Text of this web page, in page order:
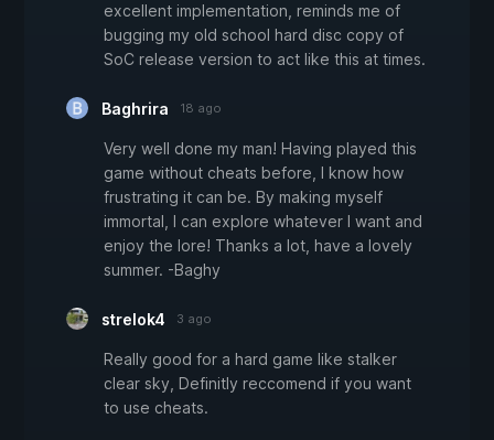
excellent implementation, reminds me of
bugging my old school hard disc copy of
SoC release version to act like this at times.
Baghrira 18 ago
Very well done my man! Having played this
game without cheats before, I know how
frustrating it can be. By making myself
immortal, I can explore whatever I want and
enjoy the lore! Thanks a lot, have a lovely
summer. -Baghy
strelok4 3 ago
Really good for a hard game like stalker
clear sky, Definitly reccomend if you want
to use cheats.